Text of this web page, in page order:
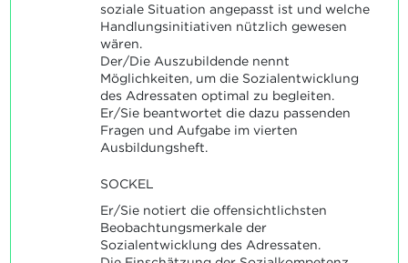
soziale Situation angepasst ist und welche
Handlungsinitiativen nützlich gewesen
wären.
Der/Die Auszubildende nennt
Möglichkeiten, um die Sozialentwicklung
des Adressaten optimal zu begleiten.
Er/Sie beantwortet die dazu passenden
Fragen und Aufgabe im vierten
Ausbildungsheft.
SOCKEL
Er/Sie notiert die offensichtlichsten
Beobachtungsmerkale der
Sozialentwicklung des Adressaten.